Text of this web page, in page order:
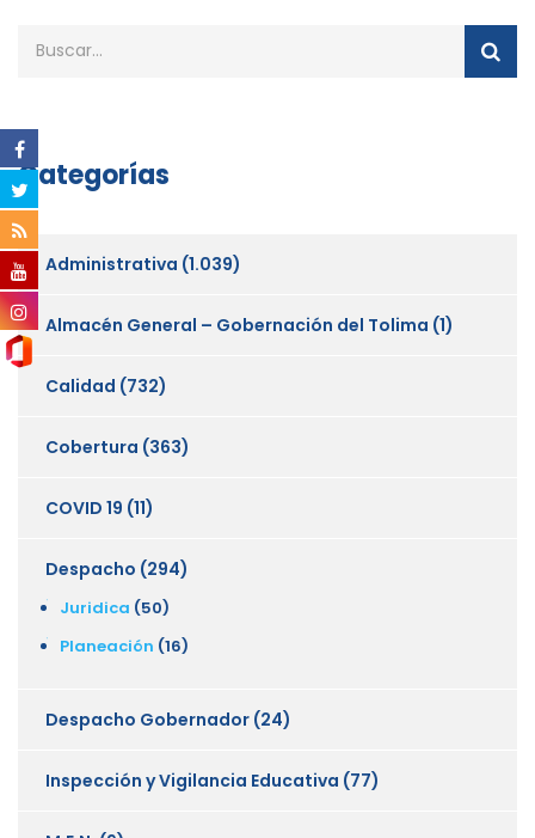
Categorías
Administrativa (1.039)
Almacén General – Gobernación del Tolima (1)
Calidad (732)
Cobertura (363)
COVID 19 (11)
Despacho (294)
Juridica (50)
Planeación (16)
Despacho Gobernador (24)
Inspección y Vigilancia Educativa (77)